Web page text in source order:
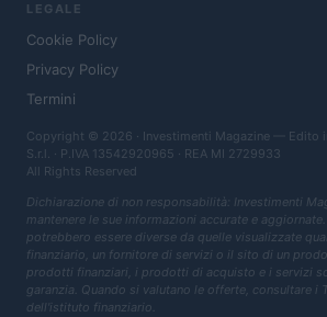
LEGALE
Cookie Policy
Privacy Policy
Termini
Copyright © 2026 · Investimenti Magazine — Edito
S.r.l. · P.IVA 13542920965 · REA MI 2729933
All Rights Reserved
Dichiarazione di non responsabilità: Investimenti
mantenere le sue informazioni accurate e
potrebbero essere diverse da quelle visualizzate
finanziario, un fornitore di servizi o il sito di un
prodotti finanziari, i prodotti di acquisto e i servizi
garanzia. Quando si valutano le offerte, consultare i
dell'istituto finanziario.